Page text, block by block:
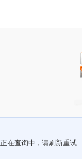
正在查询中，请刷新重试